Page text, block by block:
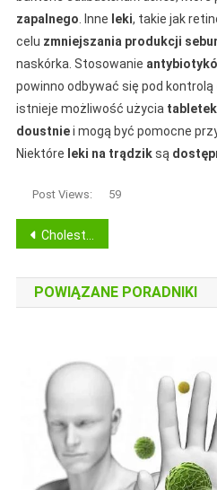
zapalnego . Inne leki, takie jak
celu zmniejszania produkcji
naskórka. Stosowanie
powinno odbywać się pod kontrolą
istnieje możliwość użycia
doustniei mogą być pomocne
Niektóre leki na trądziksą
Post Views: 59
Nawigacja
wpisu
Cholesterol: dieta i sposoby na obniżenie poziomu cholesterolu
POWIĄZANE PORADNIKI